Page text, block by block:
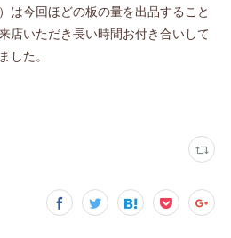
は今回ほどの板の量を出品すること
店いただき長い時間お付き合いして
した。